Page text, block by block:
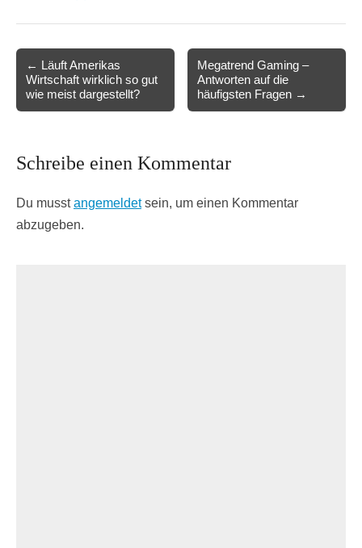
navigation
← Läuft Amerikas
Wirtschaft wirklich so gut
wie meist dargestellt?
Megatrend Gaming –
Antworten auf die
häufigsten Fragen →
Schreibe einen Kommentar
Du musstangemeldetsein, um einen Kommentar
abzugeben.